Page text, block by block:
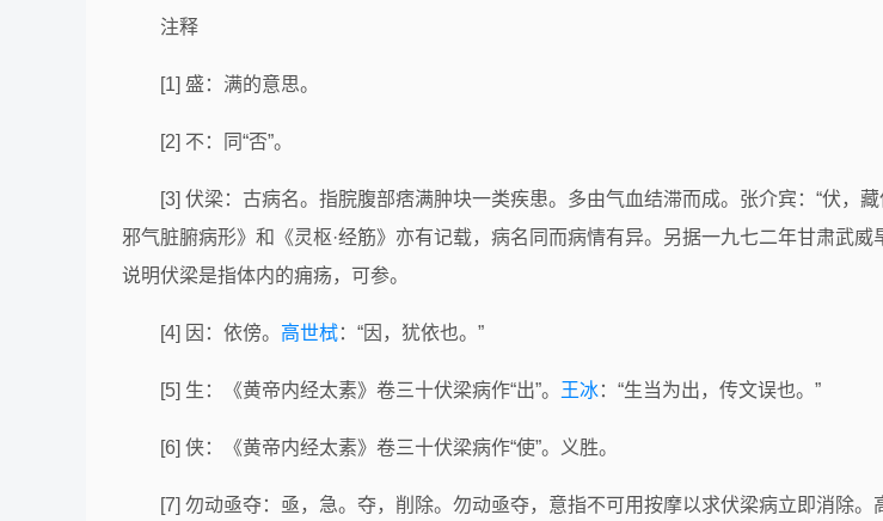
注释
[1] 盛：满的意思。
[2] 不：同“否”。
[3] 伏梁：古病名。指脘腹部痞满肿块一类疾患。多由气血结滞而成。张介宾：“伏，
邪气脏腑病形》和《灵枢·经筋》亦有记载，病名同而病情有异。另据一九七二年甘肃武
说明伏梁是指体内的痈疡，可参。
[4] 因：依傍。 高世栻：“因，犹依也。”
[5] 生：《黄帝内经太素》卷三十伏梁病作“出”。 王冰：“生当为出，传文误也。”
[6] 侠：《黄帝内经太素》卷三十伏梁病作“使”。义胜。
[7] 勿动亟夺：亟，急。夺，削除。勿动亟夺，意指不可用按摩以求伏梁病立即消除